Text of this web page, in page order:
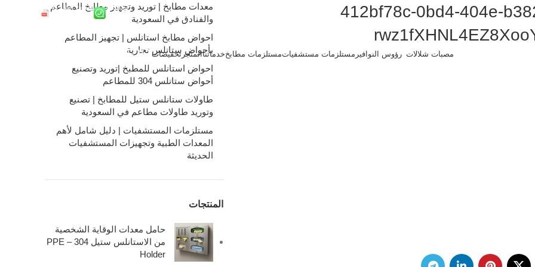
واتساب ملفات الشركة
مصبات شلالات رؤوس النوافير مستلزمات مستشفياتمستلزمات مطابخخدماتناالمتجر تخفيضات
412bf78c-0bd4-404e-
معدات مطابخ | توريد وتجهيز مطابخ المطاعم
والفنادق في السعودية
احواض مطابخ استانلس | تجهيز المطاعم
بأحواض ستانلس تجارية
احواض استانلس للمطبخ |توريد وتصنيع
أحواض ستانلس 304 للمطاعم
طاولات ستانلس ستيل للمطابخ | تصنيع
وتوريد طاولات مطاعم في السعودية
مستلزمات المستشفيات | دليل شامل لأهم
المعدات الطبية وتجهيزات المستشفيات
الحديثة
المنتجات
حامل معدات الوقاية الشخصية
من الاستانلس ستيل 304 – PPE
Holder